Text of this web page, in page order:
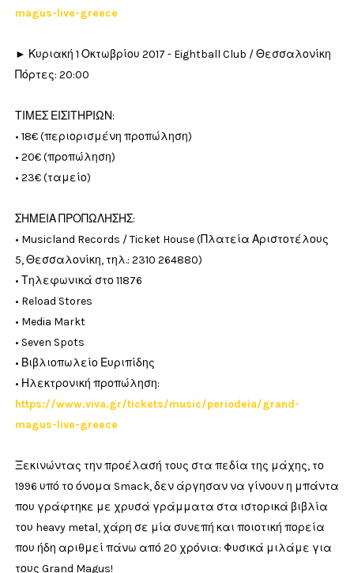
magus-live-greece
► Κυριακή 1 Οκτωβρίου 2017 - Eightball Club / Θεσσαλονίκη
Πόρτες: 20:00
ΤΙΜΕΣ ΕΙΣΙΤΗΡΙΩΝ:
• 18€ (περιορισμένη προπώληση)
• 20€ (προπώληση)
• 23€ (ταμείο)
ΣΗΜΕΙΑ ΠΡΟΠΩΛΗΣΗΣ:
• Musicland Records / Ticket House (Πλατεία Αριστοτέλους
5, Θεσσαλονίκη, τηλ.: 2310 264880)
• Τηλεφωνικά στο 11876
• Reload Stores
• Media Markt
• Seven Spots
• Βιβλιοπωλείο Ευριπίδης
• Ηλεκτρονική προπώληση:
https://www.viva.gr/tickets/music/periodeia/grand-
magus-live-greece
Ξεκινώντας την προέλασή τους στα πεδία της μάχης, το
1996 υπό το όνομα Smack, δεν άργησαν να γίνουν η μπάντα
που γράφτηκε με χρυσά γράμματα στα ιστορικά βιβλία
του heavy metal, χάρη σε μία συνεπή και ποιοτική πορεία
που ήδη αριθμεί πάνω από 20 χρόνια: Φυσικά μιλάμε για
τους Grand Magus!